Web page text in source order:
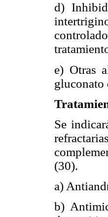
d)
e) Otras
gluconato
Se
(30).
a)
b)